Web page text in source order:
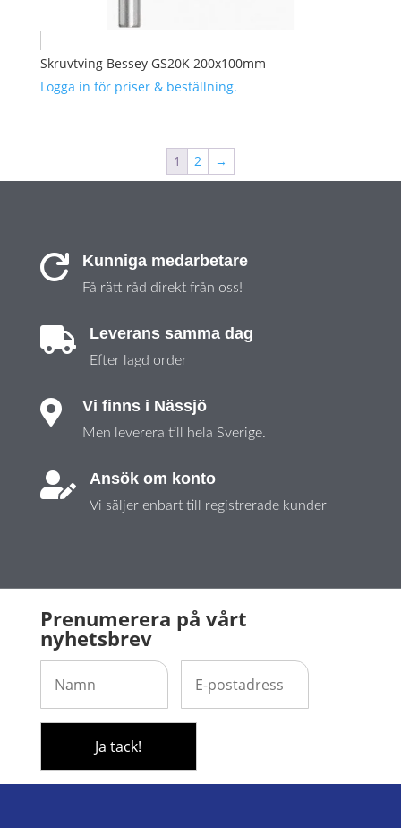
Skruvtving Bessey GS20K 200x100mm
Logga in för priser & beställning.
1 2 →
 Kunniga medarbetare
Få rätt råd direkt från oss!
 Leverans samma dag
Efter lagd order
 Vi finns i Nässjö
Men leverera till hela Sverige.
 Ansök om konto
Vi säljer enbart till registrerade kunder
Prenumerera på vårt
nyhetsbrev